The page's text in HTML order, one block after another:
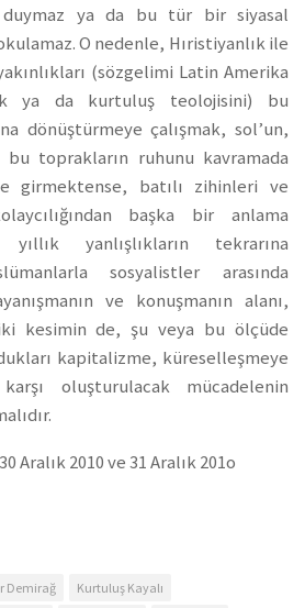
duymaz ya da bu tür bir siyasal
O nedenle, Hıristiyanlık ile
(sözgelimi Latin Amerika
ya da kurtuluş teolojisini) bu
dönüştürmeye çalışmak, sol’un,
toprakların ruhunu kavramada
girmektense, batılı zihinleri ve
başka bir anlama
yanlışlıkların tekrarına
sosyalistler arasında
ve konuşmanın alanı,
kesimin de, şu veya bu ölçüde
kapitalizme, küreselleşmeye
oluşturulacak mücadelenin
Aralık 2010 ve 31 Aralık 201o
Demirağ
Kurtuluş Kayalı